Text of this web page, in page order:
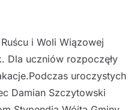
i Woli Wiązowej
Dla uczniów rozpoczęły
uroczystych
Damian Szczytowski